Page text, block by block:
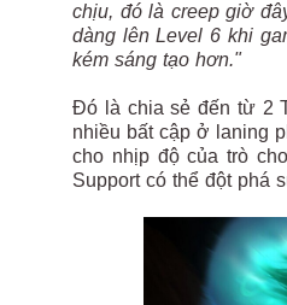
chịu, đó là creep giờ
dàng lên Level 6 khi
kém sáng tạo hơn."
Đó là chia sẻ đến từ 2
nhiều bất cập ở laning
cho nhịp độ của trò
Support có thể đột phá